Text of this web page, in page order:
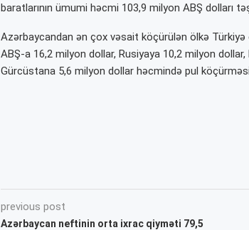
baratlarının ümumi həcmi 103,9 milyon ABŞ dolları
Azərbaycandan ən çox vəsait köçürülən ölkə Türkiyə
ABŞ-a 16,2 milyon dollar, Rusiyaya 10,2 milyon
Gürcüstana 5,6 milyon dollar həcmində pul
previous post
Azərbaycan neftinin orta ixrac qiyməti 79,5